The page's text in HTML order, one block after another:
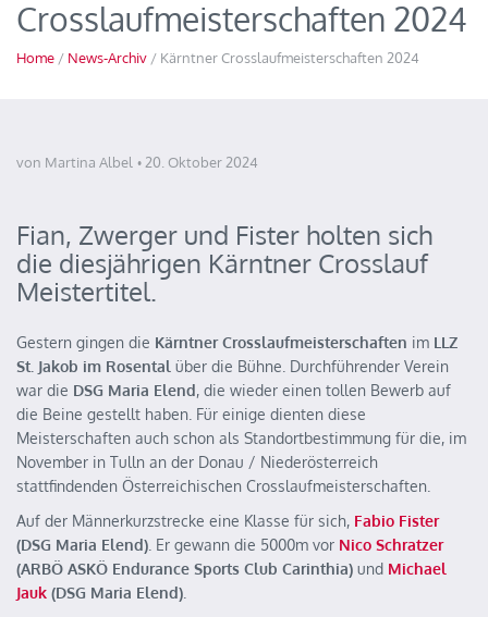
Crosslaufmeisterschaften 2024
Home / News-Archiv / Kärntner Crosslaufmeisterschaften 2024
von Martina Albel 20. Oktober 2024
Fian, Zwerger und Fister holten sich
die diesjährigen Kärntner Crosslauf
Meistertitel.
Gestern gingen die Kärntner Crosslaufmeisterschaften im LLZ
St. Jakob im Rosental über die Bühne. Durchführender Verein
war die DSG Maria Elend, die wieder einen tollen Bewerb auf
die Beine gestellt haben. Für einige dienten diese
Meisterschaften auch schon als Standortbestimmung für die, im
November in Tulln an der Donau / Niederösterreich
stattfindenden Österreichischen Crosslaufmeisterschaften.
Auf der Männerkurzstrecke eine Klasse für sich, Fabio Fister
(DSG Maria Elend) . Er gewann die 5000m vor Nico Schratzer
(ARBÖ ASKÖ Endurance Sports Club Carinthia) und Michael
Jauk (DSG Maria Elend)